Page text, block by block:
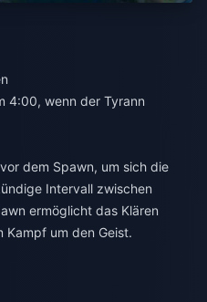
4:00, wenn der Tyrann
dem Spawn, um sich die
Intervall zwischen
ermöglicht das Klären
Kampf um den Geist.